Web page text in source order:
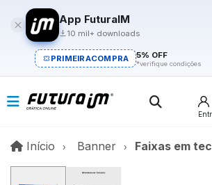
App FuturaIM
10 mil+ downloads
PRIMEIRACOMPRA 5% OFF
*verifique condições
Início InícioBanner Faixas em